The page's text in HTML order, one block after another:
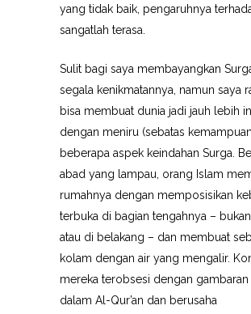
yang tidak baik, pengaruhnya
sangatlah terasa.
Sulit bagi saya membayangkan
segala kenikmatannya, namun saya
bisa membuat dunia jadi jauh lebih
dengan meniru (sebatas
beberapa aspek keindahan Surga.
abad yang lampau, orang Islam
rumahnya dengan memposisikan
terbuka di bagian tengahnya –
atau di belakang – dan membuat
kolam dengan air yang mengalir.
mereka terobsesi dengan gambaran
dalam Al-Qur’an dan berusaha